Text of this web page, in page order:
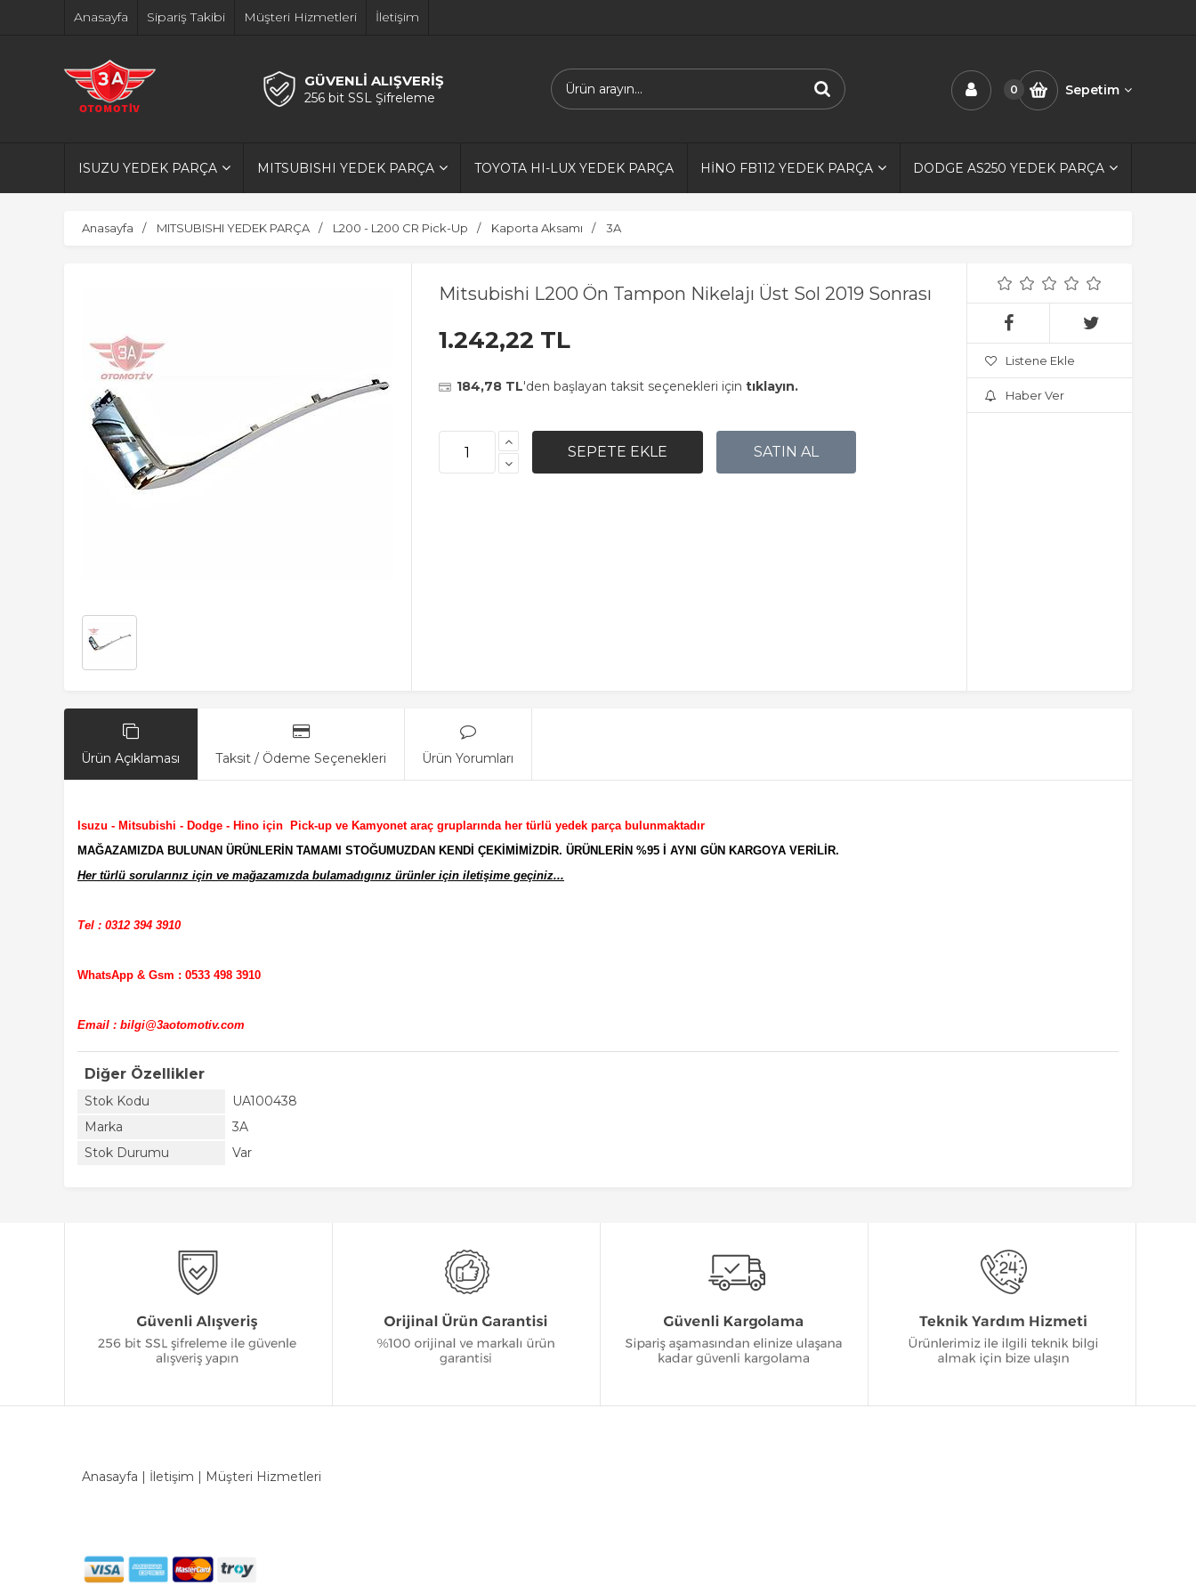
Anasayfa Sipariş Takibi Müşteri Hizmetleri İletişim
GÜVENLİ ALIŞVERİŞ
256 bit SSL Şifreleme
0 Sepetim
ISUZU YEDEK PARÇA MITSUBISHI YEDEK PARÇA TOYOTA HI-LUX YEDEK PARÇA HİNO FB112 YEDEK PARÇA DODGE AS250 YEDEK PARÇA
Anasayfa MITSUBISHI YEDEK PARÇA L200 - L200 CR Pick-Up Kaporta Aksamı 3A
Mitsubishi L200 Ön Tampon Nikelajı Üst Sol 2019 Sonrası
1.242,22 TL
184,78 TL'den başlayan taksit seçenekleri için tıklayın.
Listene Ekle
Haber Ver
Ürün Açıklaması Taksit / Ödeme Seçenekleri Ürün Yorumları
Isuzu - Mitsubishi - Dodge - Hino için Pick-up ve Kamyonet araç gruplarında her türlü yedek parça bulunmaktadır
MAĞAZAMIZDA BULUNAN ÜRÜNLERİN TAMAMI STOĞUMUZDAN KENDİ ÇEKİMİMİZDİR. ÜRÜNLERİN %95 İ AYNI GÜN KARGOYA VERİLİR.
Her türlü sorularınız için ve mağazamızda bulamadıgınız ürünler için iletişime geçiniz...
Tel : 0312 394 3910
WhatsApp & Gsm : 0533 498 3910
Email : bilgi@3aotomotiv.com
Diğer Özellikler
Stok Kodu
UA100438
Marka
3A
Stok Durumu
Var
Anasayfa | İletişim | Müşteri Hizmetleri